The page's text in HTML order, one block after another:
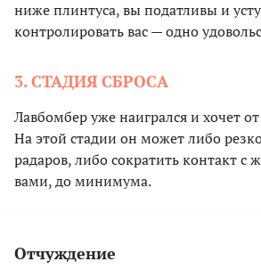
ниже плинтуса, вы податливы и
контролировать вас — одно
3. СТАДИЯ СБРОСА
Лавбомбер уже наигрался и хочет от
На этой стадии он может либо
радаров, либо сократить контакт с
вами, до минимума.
Отчуждение